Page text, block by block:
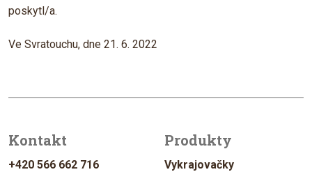
poskytl/a.
Ve Svratouchu, dne 21. 6. 2022
Kontakt
+420 566 662 716
Produkty
Vykrajovačky